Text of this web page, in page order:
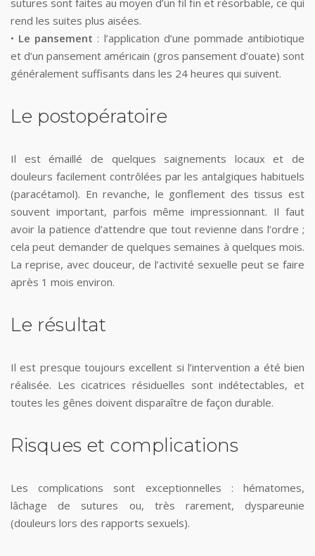
sutures sont faites au moyen d’un fil fin et résorbable, ce qui
rend les suites plus aisées.
• Le pansement : l’application d’une pommade antibiotique
et d’un pansement américain (gros pansement d’ouate) sont
généralement suffisants dans les 24 heures qui suivent.
Le postopératoire
Il est émaillé de quelques saignements locaux et de
douleurs facilement contrôlées par les antalgiques habituels
(paracétamol). En revanche, le gonflement des tissus est
souvent important, parfois même impressionnant. Il faut
avoir la patience d’attendre que tout revienne dans l’ordre ;
cela peut demander de quelques semaines à quelques mois.
La reprise, avec douceur, de l’activité sexuelle peut se faire
après 1 mois environ.
Le résultat
Il est presque toujours excellent si l’intervention a été bien
réalisée. Les cicatrices résiduelles sont indétectables, et
toutes les gênes doivent disparaître de façon durable.
Risques et complications
Les complications sont exceptionnelles : hématomes,
lâchage de sutures ou, très rarement, dyspareunie
(douleurs lors des rapports sexuels).